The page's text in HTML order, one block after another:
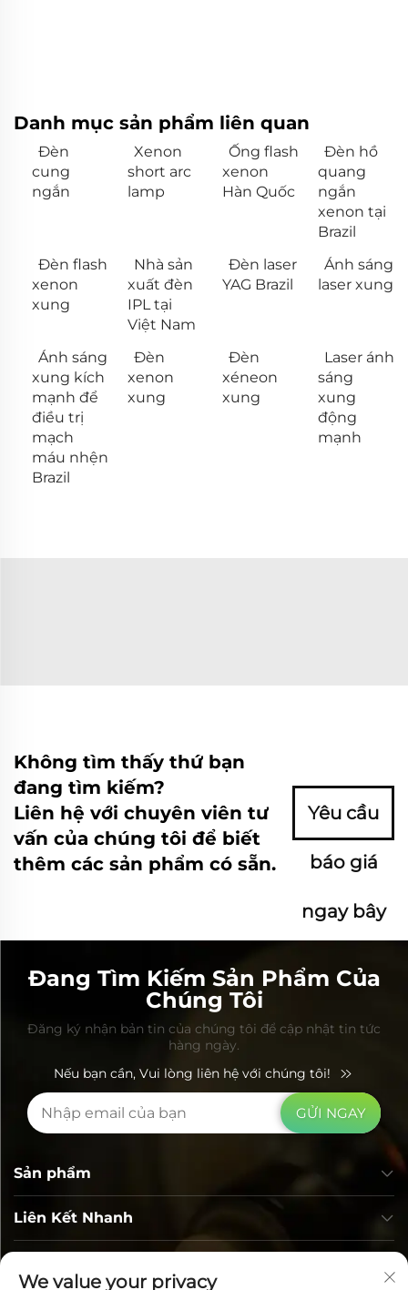
Danh mục sản phẩm liên quan
Đèn
cung
ngắn
Xenon
short arc
lamp
Ống flash
xenon
Hàn Quốc
Đèn hồ
quang
ngắn
xenon tại
Brazil
Đèn flash
xenon
xung
Nhà sản
xuất đèn
IPL tại
Việt Nam
Đèn laser
YAG Brazil
Ánh sáng
laser xung
Ánh sáng
xung kích
mạnh để
điều trị
mạch
máu nhện
Brazil
Đèn
xenon
xung
Đèn
xéneon
xung
Laser ánh
sáng
xung
động
mạnh
Không tìm thấy thứ bạn
đang tìm kiếm?
Liên hệ với chuyên viên tư
vấn của chúng tôi để biết
thêm các sản phẩm có sẵn.
Yêu cầu
báo giá
ngay bây
Đang Tìm Kiếm Sản Phẩm Của
Chúng Tôi
Đăng ký nhận bản tin của chúng tôi để cập nhật tin tức
hàng ngày.
Nếu bạn cần, Vui lòng liên hệ với chúng tôi!
GỬI NGAY
Liên Kết Nhanh
Sản phẩm
We value your privacy